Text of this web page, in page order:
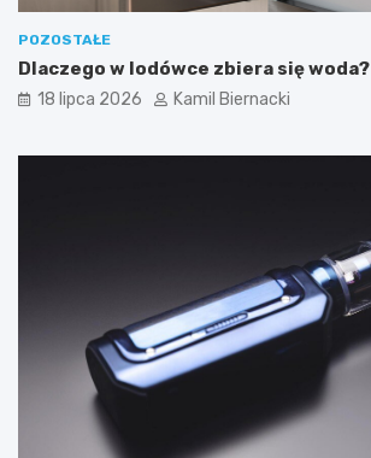
POZOSTAŁE
Dlaczego w lodówce zbiera się woda?
18 lipca 2026 Kamil Biernacki